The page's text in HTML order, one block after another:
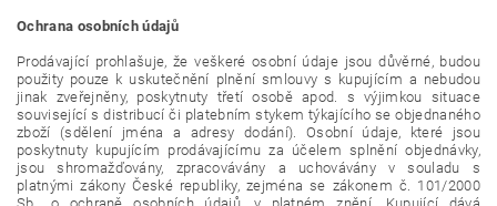
Ochrana osobních údajů
Prodávající prohlašuje, že veškeré osobní údaje jsou důvěrné, budou
použity pouze k uskutečnění plnění smlouvy s kupujícím a nebudou
jinak zveřejněny, poskytnuty třetí osobě apod. s výjimkou situace
související s distribucí či platebním stykem týkajícího se objednaného
zboží (sdělení jména a adresy dodání). Osobní údaje, které jsou
poskytnuty kupujícím prodávajícímu za účelem splnění objednávky,
jsou shromažďovány, zpracovávány a uchovávány v souladu s
platnými zákony České republiky, zejména se zákonem č. 101/2000